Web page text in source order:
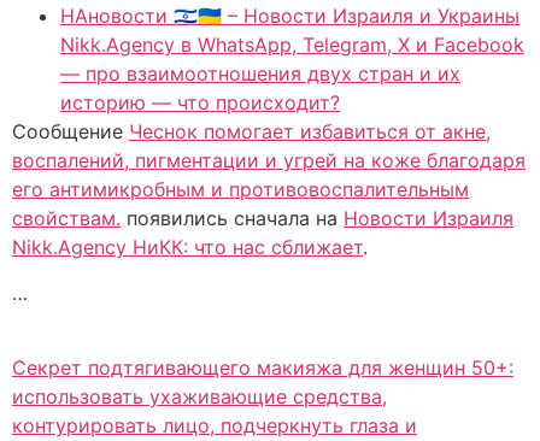
НАновости 🇮🇱🇺🇦 – Новости Израиля и Украины
Nikk.Agency в WhatsApp, Telegram, X и Facebook
— про взаимоотношения двух стран и их
историю — что происходит?
Сообщение Чеснок помогает избавиться от акне,
воспалений, пигментации и угрей на коже благодаря
его антимикробным и противовоспалительным
свойствам. появились сначала на Новости Израиля
Nikk.Agency НиКК: что нас сближает.
…
Секрет подтягивающего макияжа для женщин 50+:
использовать ухаживающие средства,
контурировать лицо, подчеркнуть глаза и